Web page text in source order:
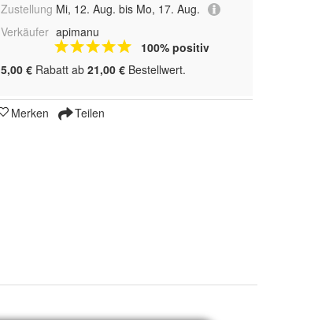
Zustellung Mi, 12. Aug. bis Mo, 17. Aug.
Verkäufer apimanu
100% positiv
5,00 € Rabatt ab 21,00 € Bestellwert.
Merken Teilen